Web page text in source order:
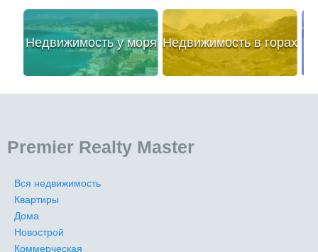
Недвижимость у моря Недвижимость в горах
Premier Realty Master
Вся недвижимость
Квартиры
Дома
Новострой
Коммерческая